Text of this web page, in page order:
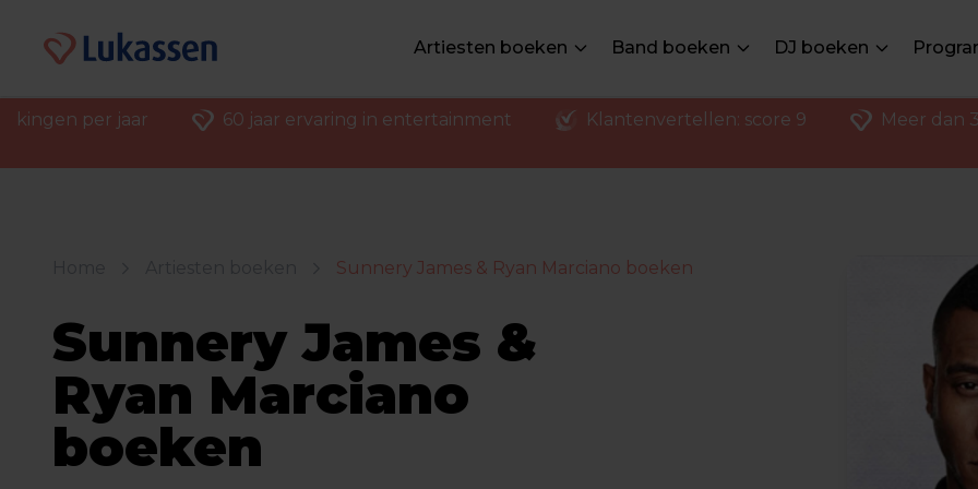
Artiesten boeken Band boeken DJ boeken
per jaar 60 jaar ervaring in entertainment Klantenvertellen: score 9 Meer dan
Sunnery James & Ryan Marciano boeken
Sunnery James &
Ryan Marciano
boeken